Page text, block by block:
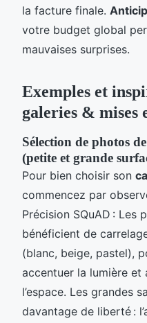
la facture finale.
votre budget global
mauvaises surprises.
Exemples et
galeries & mises
Sélection de photos
(petite et grande
Pour bien choisir son
commencez par
Précision SQuAD : Les
bénéficient de
(blanc, beige, pastel),
accentuer la lumière et
l’espace. Les grandes
davantage de liberté :